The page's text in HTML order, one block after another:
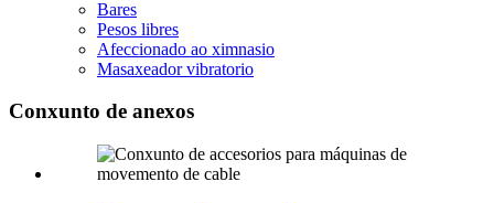
Bares
Pesos libres
Afeccionado ao ximnasio
Masaxeador vibratorio
Conxunto de anexos